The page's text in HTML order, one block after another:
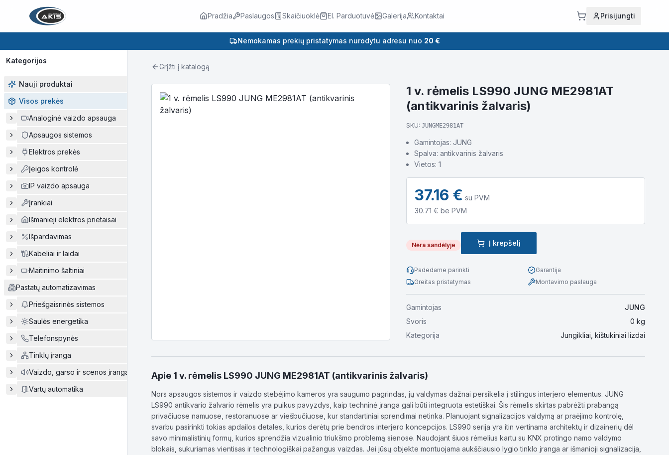
Pradžia Paslaugos Skaičiuoklė El. Parduotuvė Galerija Kontaktai Prisijungti
Nemokamas prekių pristatymas nurodytu adresu nuo 20 €
Kategorijos
Nauji produktai
Visos prekės
Analoginė vaizdo apsauga
Apsaugos sistemos
Elektros prekės
Įeigos kontrolė
IP vaizdo apsauga
Įrankiai
Išmanieji elektros prietaisai
Išpardavimas
Kabeliai ir laidai
Maitinimo šaltiniai
Pastatų automatizavimas
Priešgaisrinės sistemos
Saulės energetika
Telefonspynės
Tinklų įranga
Vaizdo, garso ir scenos įranga
Vartų automatika
Grįžti į katalogą
1 v. rėmelis LS990 JUNG ME2981AT
(antikvarinis žalvaris)
SKU: JUNGME2981AT
Gamintojas: JUNG
Spalva: antikvarinis žalvaris
Vietos: 1
37.16 € su PVM
30.71 € be PVM
Nėra sandėlyje Į krepšelį
Padedame parinkti
Garantija
Greitas pristatymas
Montavimo paslauga
Gamintojas
JUNG
Svoris
0 kg
Kategorija
Jungikliai, kištukiniai lizdai
Apie 1 v. rėmelis LS990 JUNG ME2981AT (antikvarinis žalvaris)
Nors apsaugos sistemos ir vaizdo stebėjimo kameros yra saugumo pagrindas, jų valdymas dažnai persikelia į stilingus interjero elementus. JUNG
LS990 antikvario žalvario rėmelis yra puikus pavyzdys, kaip techninė įranga gali būti integruota estetiškai. Šis rėmelis skirtas pabrėžti prabangą
privačiuose namuose, restoranuose ar viešbučiuose, kur standartiniai sprendimai netinka. Planuojant signalizacijos valdymą ar praėjimo kontrolę,
svarbu pasirinkti tokias apdailos detales, kurios derėtų prie bendros interjero koncepcijos. LS990 serija yra itin vertinama architektų ir dizainerių dėl
savo minimalistinių formų, kurios sprendžia vizualinio triukšmo problemą sienose. Naudojant šiuos rėmelius kartu su KNX protingo namo valdymo
blokais, sukuriamas vientisas ir technologiškai pažangus vaizdas. Jei jūsų objekte montuojama aukščiausio lygio tinklo įranga ar išmanioji signalizacija,